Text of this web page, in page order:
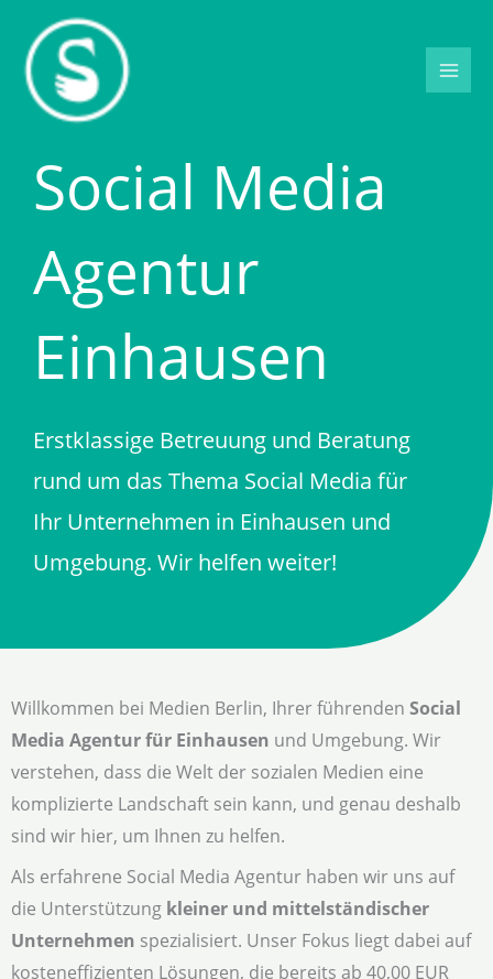
Inhalt
springen
Social Media
Agentur
Einhausen
Erstklassige Betreuung und Beratung
rund um das Thema Social Media für
Ihr Unternehmen in Einhausen und
Umgebung. Wir helfen weiter!
Willkommen bei Medien Berlin, Ihrer führenden Social
Media Agentur für Einhausen und Umgebung. Wir
verstehen, dass die Welt der sozialen Medien eine
komplizierte Landschaft sein kann, und genau deshalb
sind wir hier, um Ihnen zu helfen.
Als erfahrene Social Media Agentur haben wir uns auf
die Unterstützung kleiner und mittelständischer
Unternehmen spezialisiert. Unser Fokus liegt dabei auf
kosteneffizienten Lösungen, die bereits ab 40,00 EUR